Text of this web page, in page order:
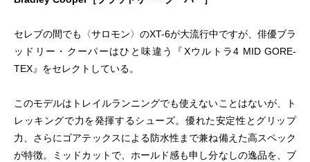
セレブの間でも〈サロモン〉のXT-6が大流行中ですが、俳優ブラ
ッドリー・クーパーはひと味違う『Xウルトラ4 MID GORE-
TEX』をセレクトしている。
このモデルはトレイルランニングでも使えないことはないが、ト
レッキングで力を発揮するシューズ。優れた安定性とグリップ
力、さらにゴアテックスによる防水性まで兼ね備えた高スペック
が特徴。ミッドカットで、ホールド感も申し分なしの逸品を、ブ